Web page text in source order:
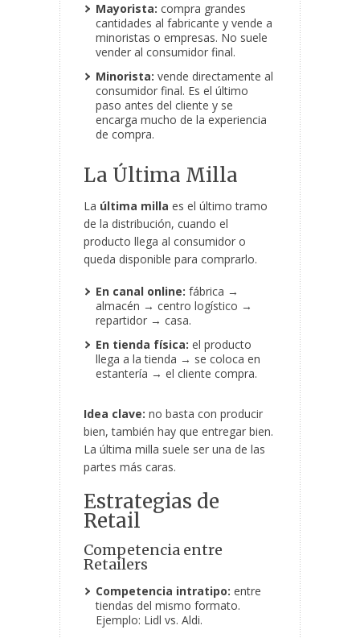
Mayorista: compra grandes
cantidades al fabricante y vende a
minoristas o empresas. No suele
vender al consumidor final.
Minorista: vende directamente al
consumidor final. Es el último
paso antes del cliente y se
encarga mucho de la experiencia
de compra.
La Última Milla
La última milla es el último tramo
de la distribución, cuando el
producto llega al consumidor o
queda disponible para comprarlo.
En canal online: fábrica →
almacén → centro logístico →
repartidor → casa.
En tienda física: el producto
llega a la tienda → se coloca en
estantería → el cliente compra.
Idea clave: no basta con producir
bien, también hay que entregar bien.
La última milla suele ser una de las
partes más caras.
Estrategias de
Retail
Competencia entre
Retailers
Competencia intratipo: entre
tiendas del mismo formato.
Ejemplo: Lidl vs. Aldi.